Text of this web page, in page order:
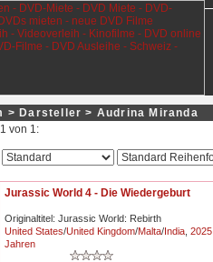
> Darsteller > Audrina Miranda
von 1:
Jurassic World 4 - Die Wiedergeburt
Originaltitel: Jurassic World: Rebirth
United States/United Kingdom/Malta/India 2025
Jahren